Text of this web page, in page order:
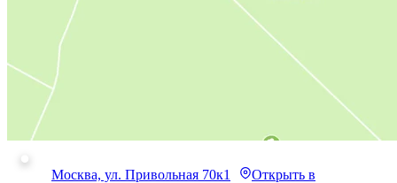
Москва, ул. Привольная 70к1
Открыть в